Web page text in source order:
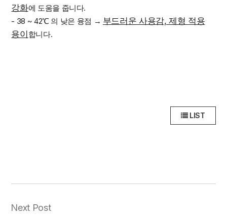
강화에 도움을 줍니다.
- 38 ~ 42℃ 의 낮은 융점 → 부드러운 사용감, 제형 적용
용이합니다.
LIST
Next Post